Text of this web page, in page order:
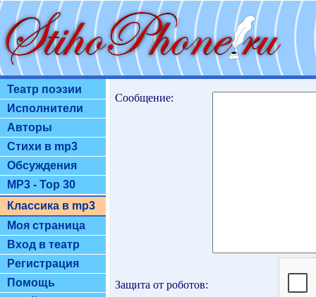
Театр поэзии
Исполнители
Авторы
Стихи в mp3
Обсуждения
MP3 - Top 30
Классика в mp3
Моя страница
Вход в театр
Регистрация
Помощь
Сообщение:
Защита от роботов: